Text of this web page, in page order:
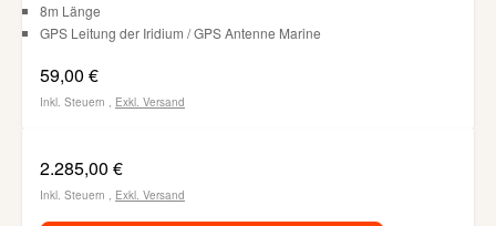
8m Länge
GPS Leitung der Iridium / GPS Antenne Marine
59,00 €
Inkl. Steuern , Exkl. Versand
2.285,00 €
Inkl. Steuern , Exkl. Versand